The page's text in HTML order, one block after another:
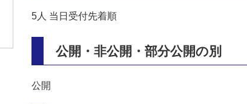
5人 当日受付先着順
公開・非公開・部分公開の別
公開